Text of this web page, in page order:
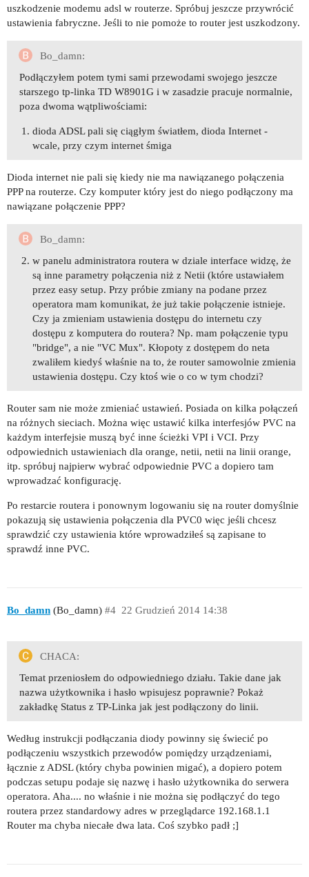
uszkodzenie modemu adsl w routerze. Spróbuj jeszcze przywrócić
ustawienia fabryczne. Jeśli to nie pomoże to router jest uszkodzony.
Bo_damn:
Podłączyłem potem tymi sami przewodami swojego jeszcze
starszego tp-linka TD W8901G i w zasadzie pracuje normalnie,
poza dwoma wątpliwościami:
dioda ADSL pali się ciągłym światłem, dioda Internet -
wcale, przy czym internet śmiga
Dioda internet nie pali się kiedy nie ma nawiązanego połączenia
PPP na routerze. Czy komputer który jest do niego podłączony ma
nawiązane połączenie PPP?
Bo_damn:
w panelu administratora routera w dziale interface widzę, że
są inne parametry połączenia niż z Netii (które ustawiałem
przez easy setup. Przy próbie zmiany na podane przez
operatora mam komunikat, że już takie połączenie istnieje.
Czy ja zmieniam ustawienia dostępu do internetu czy
dostępu z komputera do routera? Np. mam połączenie typu
"bridge", a nie "VC Mux". Kłopoty z dostępem do neta
zwaliłem kiedyś właśnie na to, że router samowolnie zmienia
ustawienia dostępu. Czy ktoś wie o co w tym chodzi?
Router sam nie może zmieniać ustawień. Posiada on kilka połączeń
na różnych sieciach. Można więc ustawić kilka interfesjów PVC na
każdym interfejsie muszą być inne ścieżki VPI i VCI. Przy
odpowiednich ustawieniach dla orange, netii, netii na linii orange,
itp. spróbuj najpierw wybrać odpowiednie PVC a dopiero tam
wprowadzać konfigurację.
Po restarcie routera i ponownym logowaniu się na router domyślnie
pokazują się ustawienia połączenia dla PVC0 więc jeśli chcesz
sprawdzić czy ustawienia które wprowadziłeś są zapisane to
sprawdź inne PVC.
Bo_damn (Bo_damn) 22 Grudzień 2014 14:38
#4
CHACA:
Temat przeniosłem do odpowiedniego działu. Takie dane jak
nazwa użytkownika i hasło wpisujesz poprawnie? Pokaż
zakładkę Status z TP-Linka jak jest podłączony do linii.
Według instrukcji podłączania diody powinny się świecić po
podłączeniu wszystkich przewodów pomiędzy urządzeniami,
łącznie z ADSL (który chyba powinien migać), a dopiero potem
podczas setupu podaje się nazwę i hasło użytkownika do serwera
operatora. Aha.... no właśnie i nie można się podłączyć do tego
routera przez standardowy adres w przeglądarce 192.168.1.1
Router ma chyba niecałe dwa lata. Coś szybko padł ;]